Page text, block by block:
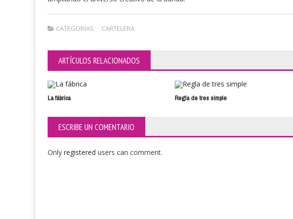
CATEGORÍAS: CARTELERA
ARTÍCULOS RELACIONADOS
La fábrica Regla de tres simple
ESCRIBE UN COMENTARIO
Only registered users can comment.